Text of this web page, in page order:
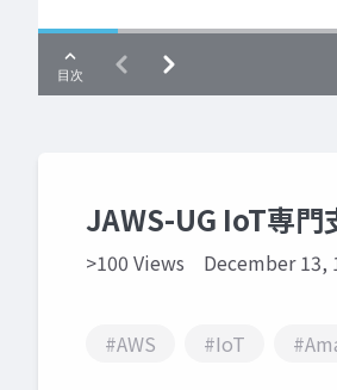
JAWS-UG IoT専
>100 Views December 13,
#AWS #IoT